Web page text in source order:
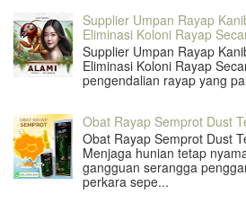
Supplier Umpan Rayap
Eliminasi Koloni Rayap
Supplier Umpan Rayap
Eliminasi Koloni Rayap
pengendalian rayap yang
Obat Rayap Semprot Dust
Obat Rayap Semprot Dust
Menjaga hunian tetap
gangguan serangga
perkara sepe...